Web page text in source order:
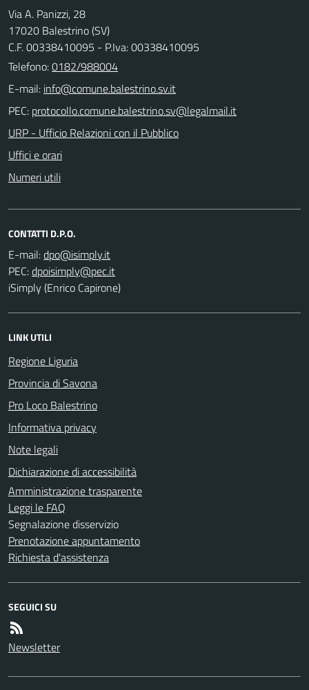
Via A. Panizzi, 28
17020 Balestrino (SV)
C.F. 00338410095 - P.Iva: 00338410095
Telefono:0182/988004
E-mail:
PEC:
URP - Ufficio Relazioni con il Pubblico
Uffici e orari
Numeri utili
CONTATTI D.P.O.
E-mail:
PEC:
iSimply (Enrico Capirone)
LINK UTILI
Regione Liguria
Provincia di Savona
Pro Loco Balestrino
Informativa privacy
Note legali
Dichiarazione di accessibilità
Amministrazione trasparente
Leggi le FAQ
Segnalazione disservizio
Prenotazione appuntamento
Richiesta d'assistenza
SEGUICI SU
Newsletter